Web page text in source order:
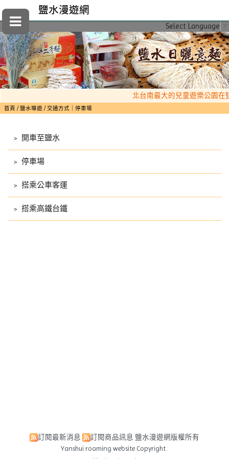
Select Language
鹽水漫遊網
北台南最大的兒童遊樂公園在
首頁 鹽水導遊 交通方式｜停車場
﹥ 開車至鹽水
﹥ 停車場
﹥ 搭乘公車客運
﹥ 搭乘高鐵台鐵
訂閱最新消息 訂閱商品訊息 鹽水漫遊網版權所有
Yanshui roaming website Copyright .